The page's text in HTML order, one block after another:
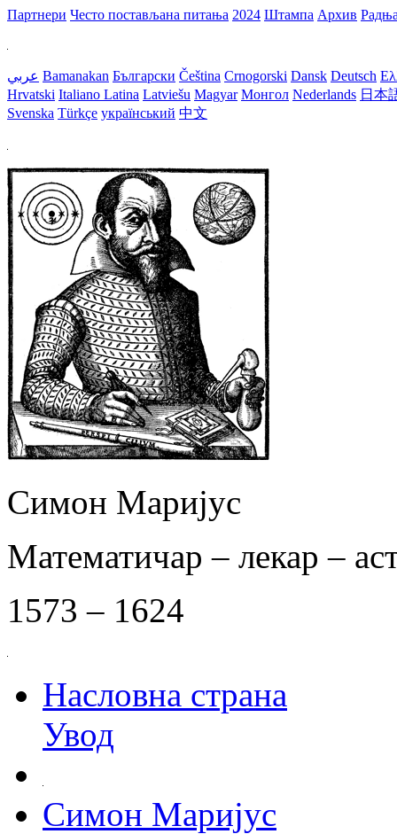
Партнери Често постављана питања 2024 Штампа Архив
عربي Bamanakan Български Čeština Crnogorski Dansk Deutsch
Hrvatski Italiano Latina Latviešu Magyar Монгол Nederlands 日本
Svenska Türkçe український 中文
Симон Маријус
Математичар – лекар –
1573 – 1624
Насловна страна
Увод
Симон Маријус